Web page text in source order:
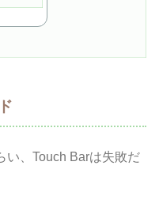
い、Touch Barは失敗だ